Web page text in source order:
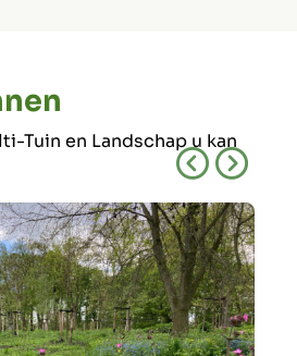
Tuin en Landschap u kan